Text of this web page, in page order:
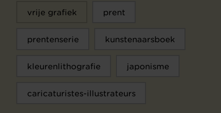
vrije grafiek prent
prentenserie kunstenaarsboek
kleurenlithografie japonisme
caricaturistes-illustrateurs